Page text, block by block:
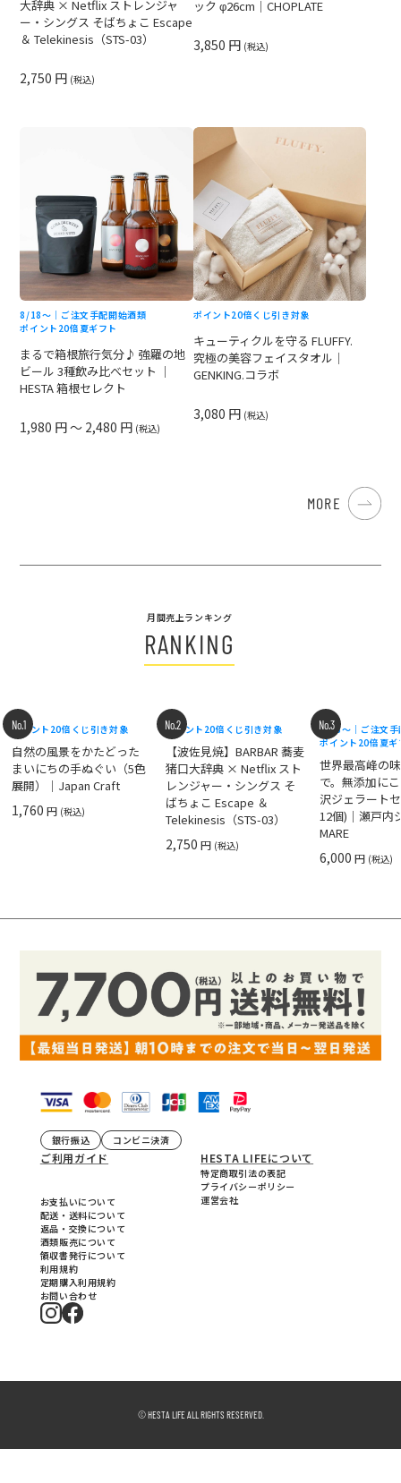
大辞典 × Netflix ストレンジャ
ー・シングス そばちょこ Escape
＆ Telekinesis（STS-03）
2,750 円 (税込)
ック φ26cm｜CHOPLATE
3,850 円 (税込)
8/18〜｜ご注文手配開始酒類
ポイント20倍 夏ギフト
まるで箱根旅行気分♪ 強羅の地
ビール 3種飲み比べセット ｜
HESTA 箱根セレクト
1,980 円 ～ 2,480 円 (税込)
ポイント20倍 くじ引き対象
キューティクルを守る FLUFFY.
究極の美容フェイスタオル｜
GENKING.コラボ
3,080 円 (税込)
MORE
月間売上ランキング
RANKING
No.1
ポイント20倍 くじ引き対象
自然の風景をかたどった
まいにちの手ぬぐい（5色
展開）｜Japan Craft
1,760円 (税込)
No.2
ポイント20倍 くじ引き対象
【波佐見焼】BARBAR 蕎麦
猪口大辞典 × Netflix スト
レンジャー・シングス そ
ばちょこ Escape ＆
Telekinesis（STS-03）
2,750円 (税込)
No.3
8/18〜｜ご注文手
ポイント20倍 夏
世界最高峰の
で。無添加に
沢ジェラート
12個)｜瀬戸内
MARE
6,000円 (税込)
銀行振込 コンビニ決済
ご利用ガイド
お支払いについて
配送・送料について
返品・交換について
酒類販売について
領収書発行について
利用規約
定期購入利用規約
お問い合わせ
HESTA LIFEについて
特定商取引法の表記
プライバシーポリシー
運営会社
© HESTA LIFE ALL RIGHTS RESERVED.